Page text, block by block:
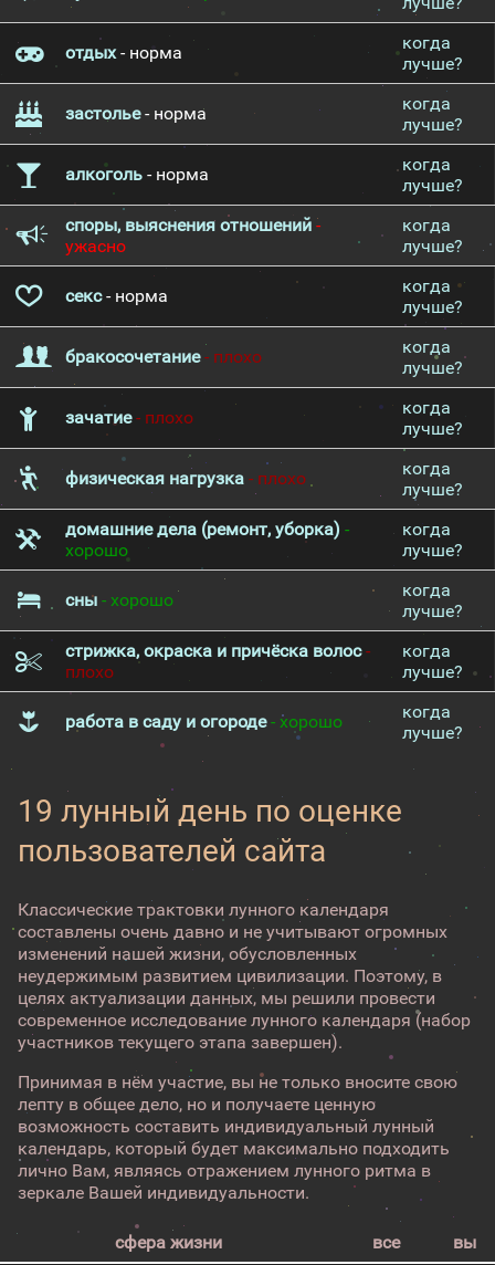
отдых- норма
когда
лучше?
застолье- норма
когда
лучше?
алкоголь - норма
когда
лучше?
споры, выяснения отношений -
ужасно
когда
лучше?
секс- норма
когда
лучше?
бракосочетание- плохо
когда
лучше?
зачатие- плохо
когда
лучше?
физическая нагрузка - плохо
когда
лучше?
домашние дела (ремонт, уборка) -
хорошо
когда
лучше?
сны - хорошо
когда
лучше?
стрижка, окраска и причёска волос-
плохо
когда
лучше?
работа в саду и огороде- хорошо
когда
лучше?
19 лунный день по оценке
пользователей сайта
Классические трактовки лунного календаря
составлены очень давно и не учитывают огромных
изменений нашей жизни, обусловленных
неудержимым развитием цивилизации. Поэтому, в
целях актуализации данных, мы решили провести
современное исследование лунного календаря (набор
участников текущего этапа завершен).
Принимая в нём участие, вы не только вносите свою
лепту в общее дело, но и получаете ценную
возможность составить индивидуальный лунный
календарь, который будет максимально подходить
лично Вам, являясь отражением лунного ритма в
зеркале Вашей индивидуальности.
сфера жизни все вы